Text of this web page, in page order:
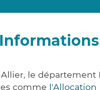
le département
comme l'Allocation